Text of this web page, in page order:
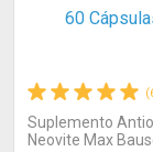
Suplemento
Neovite Max